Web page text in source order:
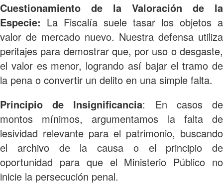
Cuestionamiento de la Valoración de la
Especie: La Fiscalía suele tasar los objetos a
valor de mercado nuevo. Nuestra defensa utiliza
peritajes para demostrar que, por uso o desgaste,
el valor es menor, logrando así bajar el tramo de
la pena o convertir un delito en una simple falta.
Principio de Insignificancia: En casos de
montos mínimos, argumentamos la falta de
lesividad relevante para el patrimonio, buscando
el archivo de la causa o el principio de
oportunidad para que el Ministerio Público no
inicie la persecución penal.